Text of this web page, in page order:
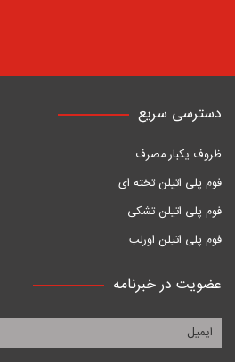
دسترسی سریع
ظروف یکبار مصرف
فوم پلی اتیلن تخته ای
فوم پلی اتیلن تشکی
فوم پلی اتیلن اورلب
عضویت در خبرنامه